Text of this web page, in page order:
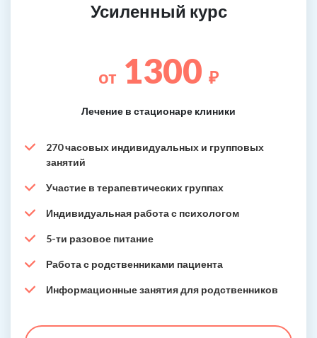
Усиленный курс
от 1300 ₽
Лечение в стационаре клиники
270 часовых индивидуальных и групповых
занятий
Участие в терапевтических группах
Индивидуальная работа с психологом
5-ти разовое питание
Работа с родственниками пациента
Информационные занятия для родственников